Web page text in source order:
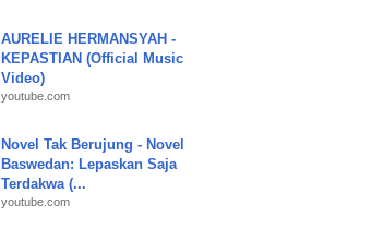
AURELIE HERMANSYAH -
KEPASTIAN (Official Music
Video)
youtube.com
Novel Tak Berujung - Novel
Baswedan: Lepaskan Saja
Terdakwa (...
youtube.com